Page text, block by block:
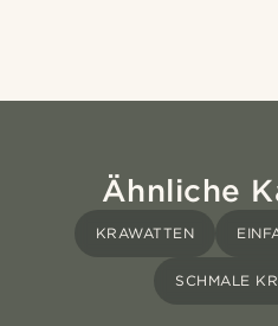
Ähnliche
KRAWATTEN
SCHMALE